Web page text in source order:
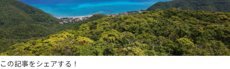
こころとからだ
IT・メディア
地域・観光
この記事をシェアする！